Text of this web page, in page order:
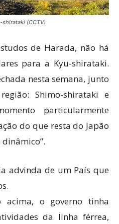
shirataki (CCTV)
de Harada, não há
para a Kyu-shirataki.
nesta semana, junto
Shimo-shirataki e
particularmente
do que resta do Japão
advinda de um País que
acima, o governo tinha
da linha férrea,